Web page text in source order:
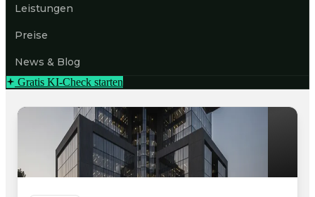
Leistungen
Preise
News & Blog
Gratis KI-Check starten